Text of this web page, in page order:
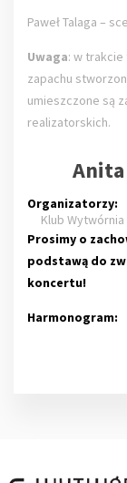
Paweł Talaga –
Uwaga: w trakcie
zapachu
umieszczone są
realizatorskich.
Anita
Organizatorzy:
Klub Wytwórnia
Prosimy o
podstawą do
koncertu!
Harmonogram: